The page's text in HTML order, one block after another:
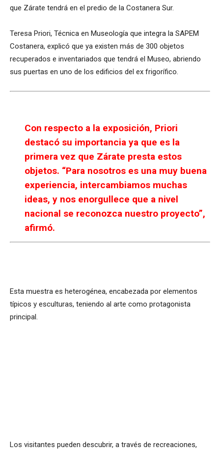
que Zárate tendrá en el predio de la Costanera Sur.
Teresa Priori, Técnica en Museología que integra la SAPEM
Costanera, explicó que ya existen más de 300 objetos
recuperados e inventariados que tendrá el Museo, abriendo
sus puertas en uno de los edificios del ex frigorífico.
Con respecto a la exposición, Priori
destacó su importancia ya que es la
primera vez que Zárate presta estos
objetos. “Para nosotros es una muy buena
experiencia, intercambiamos muchas
ideas, y nos enorgullece que a nivel
nacional se reconozca nuestro proyecto”,
afirmó.
Esta muestra es heterogénea, encabezada por elementos
típicos y esculturas, teniendo al arte como protagonista
principal.
Los visitantes pueden descubrir, a través de recreaciones,